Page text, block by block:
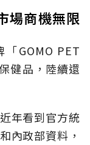
場商機無限
GOMO PET
健品，陸續還
年看到官方統
內政部資料，